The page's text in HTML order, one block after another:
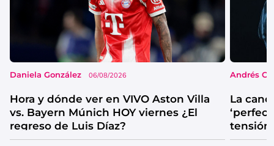
Daniela González 06/08/2026
Hora y dónde ver en VIVO Aston Villa
vs. Bayern Múnich HOY viernes ¿El
regreso de Luis Díaz?
Andrés
La
tensión
catarsis